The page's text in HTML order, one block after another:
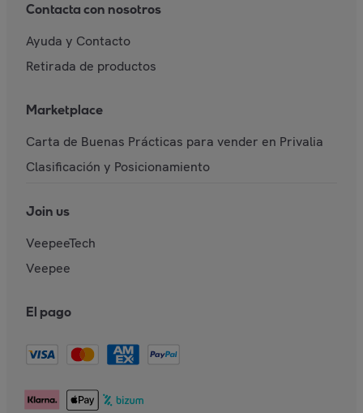
Contacta con nosotros
Ayuda y Contacto
Retirada de productos
Marketplace
Carta de Buenas Prácticas para vender en Privalia
Clasificación y Posicionamiento
Join us
VeepeeTech
Veepee
El pago